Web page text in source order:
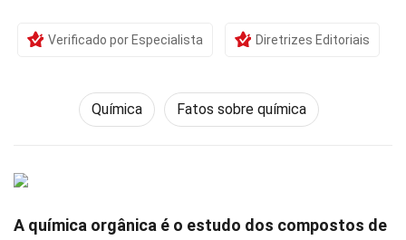
Verificado por Especialista Diretrizes Editoriais
Química Fatos sobre química
A química orgânica é o estudo dos compostos de